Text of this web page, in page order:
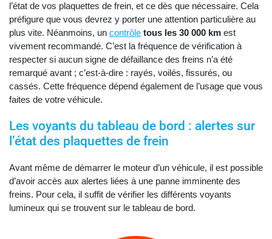
l’état de vos plaquettes de frein, et ce dès que nécessaire. Cela
préfigure que vous devrez y porter une attention particulière au
plus vite. Néanmoins, un contrôle tous les 30 000 km est
vivement recommandé. C’est la fréquence de vérification à
respecter si aucun signe de défaillance des freins n’a été
remarqué avant ; c’est-à-dire : rayés, voilés, fissurés, ou
cassés. Cette fréquence dépend également de l’usage que vous
faites de votre véhicule.
Les voyants du tableau de bord : alertes sur
l’état des plaquettes de frein
Avant même de démarrer le moteur d’un véhicule, il est possible
d’avoir accès aux alertes liées à une panne imminente des
freins. Pour cela, il suffit de vérifier les différents voyants
lumineux qui se trouvent sur le tableau de bord.